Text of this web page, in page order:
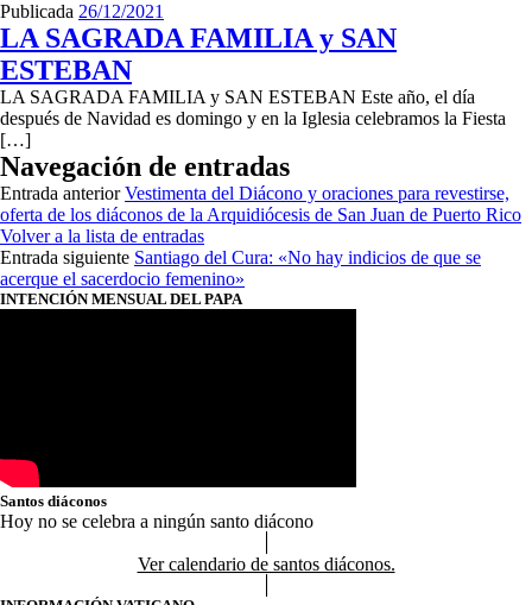
Publicada 26/12/2021
LA SAGRADA FAMILIA y SAN
ESTEBAN
LA SAGRADA FAMILIA y SAN ESTEBAN Este año, el día
después de Navidad es domingo y en la Iglesia celebramos la Fiesta
[…]
Navegación de entradas
Entrada anterior Vestimenta del Diácono y oraciones para revestirse,
oferta de los diáconos de la Arquidiócesis de San Juan de Puerto Rico
Volver a la lista de entradas
Entrada siguiente Santiago del Cura: «No hay indicios de que se
acerque el sacerdocio femenino»
INTENCIÓN MENSUAL DEL PAPA
Santos diáconos
Hoy no se celebra a ningún santo diácono
Ver calendario de santos diáconos.